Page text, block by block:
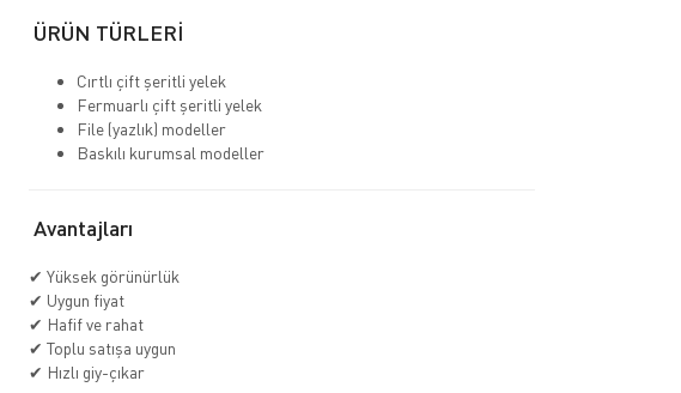
ÜRÜN TÜRLERİ
Cırtlı çift şeritli yelek
Fermuarlı çift şeritli yelek
File (yazlık) modeller
Baskılı kurumsal modeller
Avantajları
✔ Yüksek görünürlük
✔ Uygun fiyat
✔ Hafif ve rahat
✔ Toplu satışa uygun
✔ Hızlı giy-çıkar